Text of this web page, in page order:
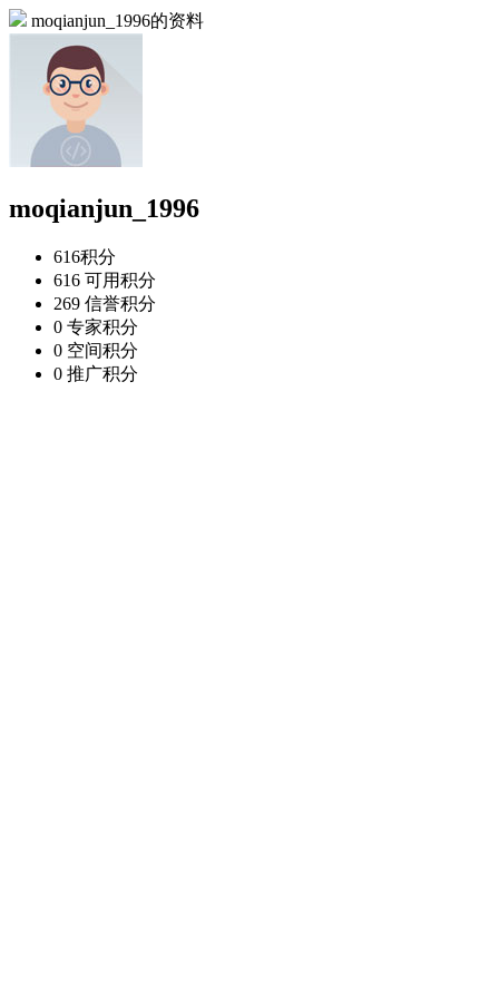
moqianjun_1996的资料
moqianjun_1996
616积分
616 可用积分
269 信誉积分
0 专家积分
0 空间积分
0 推广积分